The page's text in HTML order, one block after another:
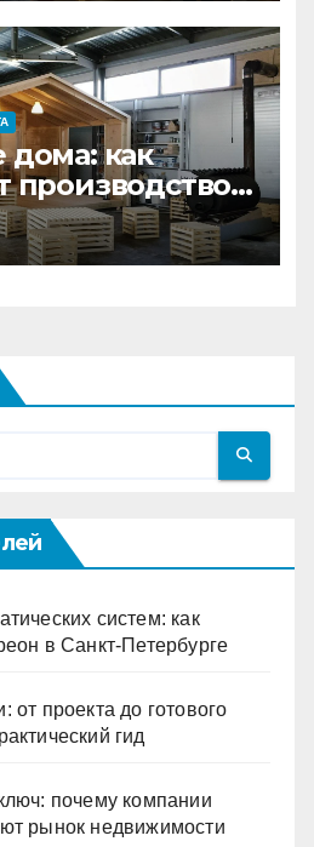
как
производство
выгодно
систем: как
в Санкт-Петербурге
от проекта до готового
гид
почему компании
рынок недвижимости